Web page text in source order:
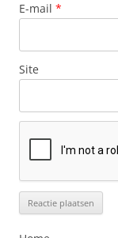
E-mail *
Site